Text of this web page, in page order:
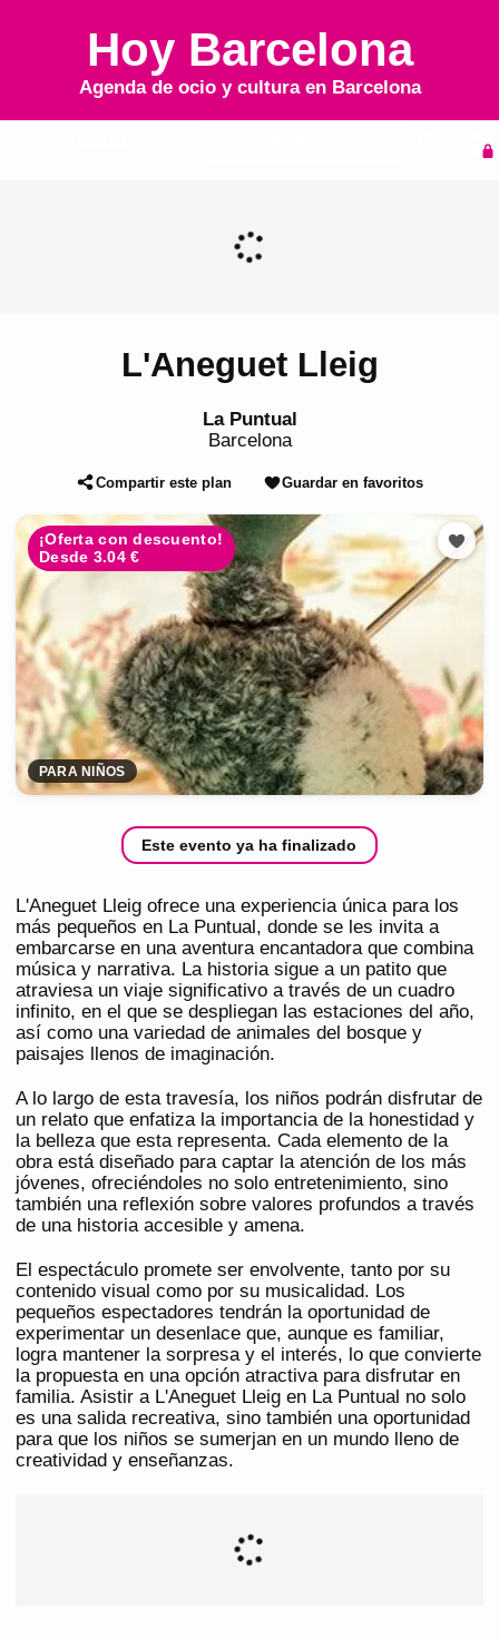
Hoy Barcelona
Agenda de ocio y cultura en Barcelona
L'Aneguet Lleig
La Puntual
Barcelona
Compartir este plan Guardar en favoritos
¡Oferta con descuento!
Desde 3.04 €
PARA NIÑOS
Este evento ya ha finalizado
L'Aneguet Lleig ofrece una experiencia única para los
más pequeños en La Puntual, donde se les invita a
embarcarse en una aventura encantadora que combina
música y narrativa. La historia sigue a un patito que
atraviesa un viaje significativo a través de un cuadro
infinito, en el que se despliegan las estaciones del año,
así como una variedad de animales del bosque y
paisajes llenos de imaginación.
A lo largo de esta travesía, los niños podrán disfrutar de
un relato que enfatiza la importancia de la honestidad y
la belleza que esta representa. Cada elemento de la
obra está diseñado para captar la atención de los más
jóvenes, ofreciéndoles no solo entretenimiento, sino
también una reflexión sobre valores profundos a través
de una historia accesible y amena.
El espectáculo promete ser envolvente, tanto por su
contenido visual como por su musicalidad. Los
pequeños espectadores tendrán la oportunidad de
experimentar un desenlace que, aunque es familiar,
logra mantener la sorpresa y el interés, lo que convierte
la propuesta en una opción atractiva para disfrutar en
familia. Asistir a L'Aneguet Lleig en La Puntual no solo
es una salida recreativa, sino también una oportunidad
para que los niños se sumerjan en un mundo lleno de
creatividad y enseñanzas.